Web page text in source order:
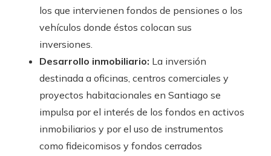
los que intervienen fondos de pensiones o los
vehículos donde éstos colocan sus
inversiones.
Desarrollo inmobiliario: La inversión
destinada a oficinas, centros comerciales y
proyectos habitacionales en Santiago se
impulsa por el interés de los fondos en activos
inmobiliarios y por el uso de instrumentos
como fideicomisos y fondos cerrados